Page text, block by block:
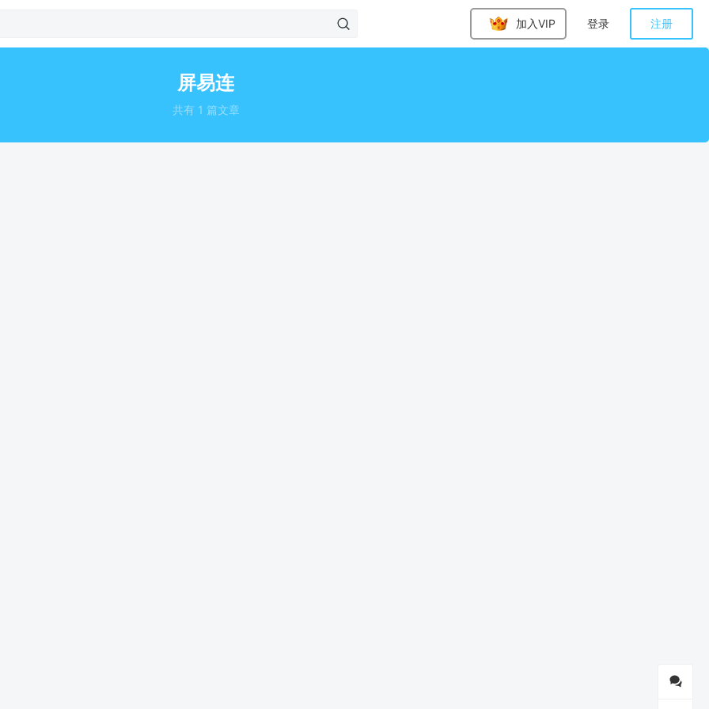
加入VIP 登录 注册
屏易连
共有 1 篇文章